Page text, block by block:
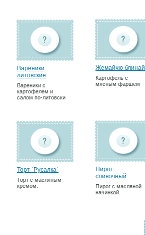
Вареники
литовские
Вареники с
картофелем и
салом по-литовски
Жемайчю блинай
Картофель с
мясным фаршем
Торт `Русалка`
Торт с масляным
кремом.
Пирог
сливочный.
Пирог с масляной
начинкой.